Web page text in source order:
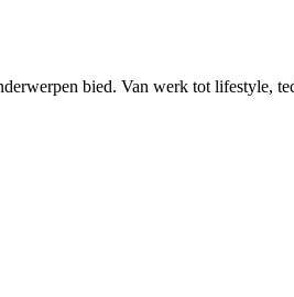
bied. Van werk tot lifestyle,